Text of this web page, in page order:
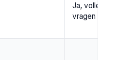
Ja, volledig
vragen